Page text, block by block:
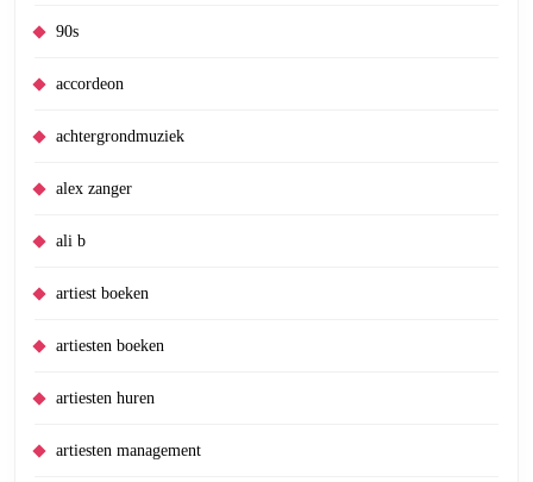
90s
accordeon
achtergrondmuziek
alex zanger
ali b
artiest boeken
artiesten boeken
artiesten huren
artiesten management